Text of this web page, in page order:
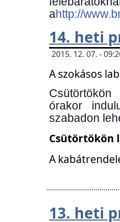
ahttp://
14. heti
2015. 12. 07. -
A szokásos
órakor
szabadon
Csütörtökön
A
13. heti